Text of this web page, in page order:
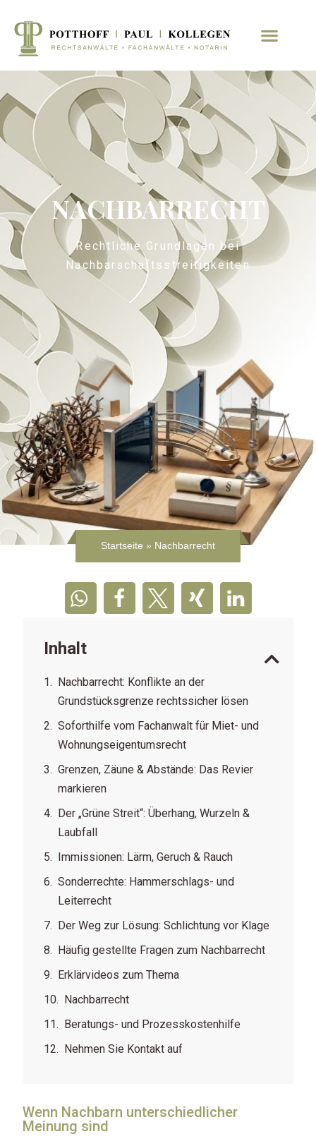
NACHBARRECHT
Rechtliche Grundlagen bei
Nachbarschaftsstreitigkeiten
Startseite » Nachbarrecht
Wenn Nachbarn unterschiedlicher
Meinung sind
Inhalt
Nachbarrecht: Konflikte an der
Grundstücksgrenze rechtssicher lösen
Soforthilfe vom Fachanwalt für Miet- und
Wohnungseigentumsrecht
Grenzen, Zäune & Abstände: Das Revier
markieren
Der „Grüne Streit“: Überhang, Wurzeln &
Laubfall
Immissionen: Lärm, Geruch & Rauch
Sonderrechte: Hammerschlags- und
Leiterrecht
Der Weg zur Lösung: Schlichtung vor Klage
Häufig gestellte Fragen zum Nachbarrecht
Erklärvideos zum Thema
Nachbarrecht
Beratungs- und Prozesskostenhilfe
Nehmen Sie Kontakt auf